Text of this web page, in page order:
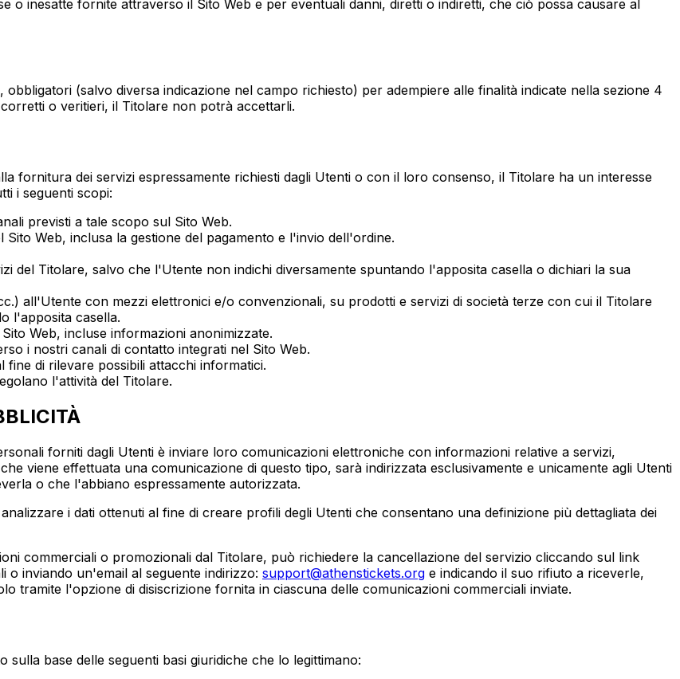
o inesatte fornite attraverso il Sito Web e per eventuali danni, diretti o indiretti, che ciò possa causare al
(salvo diversa indicazione nel campo richiesto) per adempiere alle finalità indicate nella sezione 4
o veritieri, il Titolare non potrà accettarli.
fornitura dei servizi espressamente richiesti dagli Utenti o con il loro consenso, il Titolare ha un interesse
i seguenti scopi:
previsti a tale scopo sul Sito Web.
Web, inclusa la gestione del pagamento e l'invio dell'ordine.
del Titolare, salvo che l'Utente non indichi diversamente spuntando l'apposita casella o dichiari la sua
all'Utente con mezzi elettronici e/o convenzionali, su prodotti e servizi di società terze con cui il Titolare
l'apposita casella.
Web, incluse informazioni anonimizzate.
i nostri canali di contatto integrati nel Sito Web.
di rilevare possibili attacchi informatici.
l'attività del Titolare.
forniti dagli Utenti è inviare loro comunicazioni elettroniche con informazioni relative a servizi,
viene effettuata una comunicazione di questo tipo, sarà indirizzata esclusivamente e unicamente agli Utenti
o che l'abbiano espressamente autorizzata.
i dati ottenuti al fine di creare profili degli Utenti che consentano una definizione più dettagliata dei
commerciali o promozionali dal Titolare, può richiedere la cancellazione del servizio cliccando sul link
inviando un'email al seguente indirizzo: support@athenstickets.org e indicando il suo rifiuto a riceverle,
tramite l'opzione di disiscrizione fornita in ciascuna delle comunicazioni commerciali inviate.
base delle seguenti basi giuridiche che lo legittimano: